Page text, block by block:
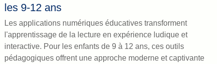
les 9-12 ans
Les applications numériques éducatives transforment
l'apprentissage de la lecture en expérience ludique et
interactive. Pour les enfants de 9 à 12 ans, ces outils
pédagogiques offrent une approche moderne et captivante